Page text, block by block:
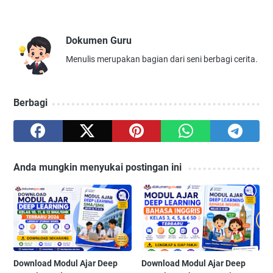
Dokumen Guru
Menulis merupakan bagian dari seni berbagi cerita.
Berbagi
Anda mungkin menyukai postingan ini
Download Modul Ajar Deep
Download Modul Ajar Deep